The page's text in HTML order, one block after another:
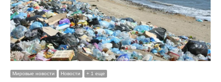
Мировые новости Новости + 1 еще